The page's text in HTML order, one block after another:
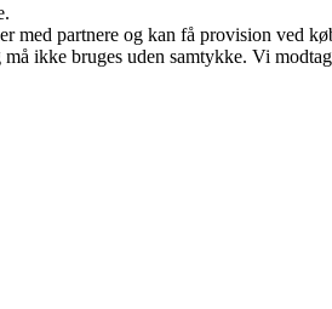
med partnere og kan få provision ved
ikke bruges uden samtykke. Vi